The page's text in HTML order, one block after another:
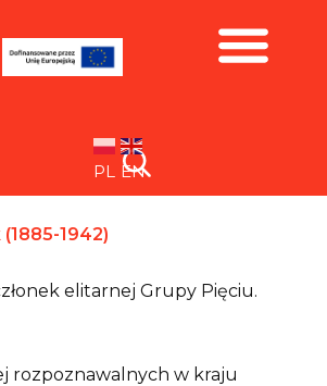
PL EN
1942)
elitarnej Grupy Pięciu.
rozpoznawalnych w kraju